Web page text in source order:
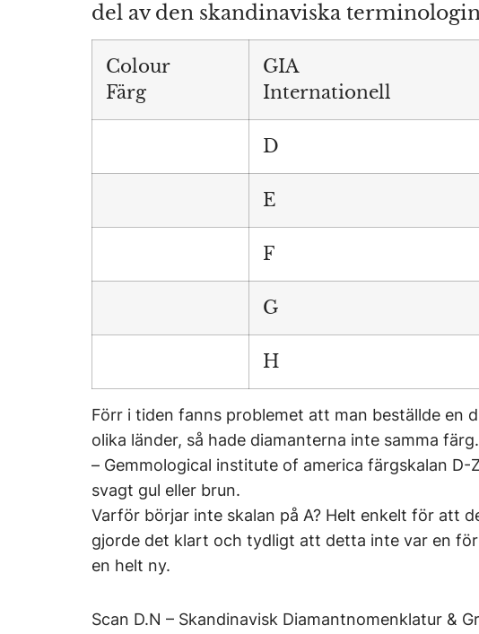
del av den skandinaviska
Colour
Färg
GIA
Internationell
D
E
F
G
H
Förr i tiden fanns problemet att man beställde en
olika länder, så hade diamanterna inte samma
– Gemmological institute of america färgskalan
svagt gul eller brun.
Varför börjar inte skalan på A? Helt enkelt för att
gjorde det klart och tydligt att detta inte var en
en helt ny.
Scan D.N – Skandinavisk Diamantnomenklatur &